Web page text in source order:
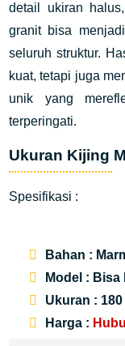
detail ukiran
granit bisa
seluruh struktur.
kuat, tetapi juga
unik yang
terperingati.
Ukuran Kijing
Spesifikasi :
Bahan :
Model :
Ukuran :
Harga :